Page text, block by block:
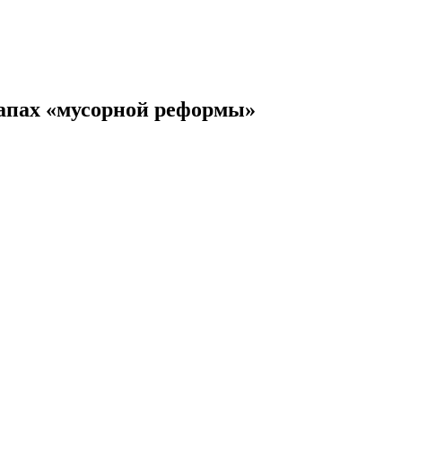
«мусорной реформы»